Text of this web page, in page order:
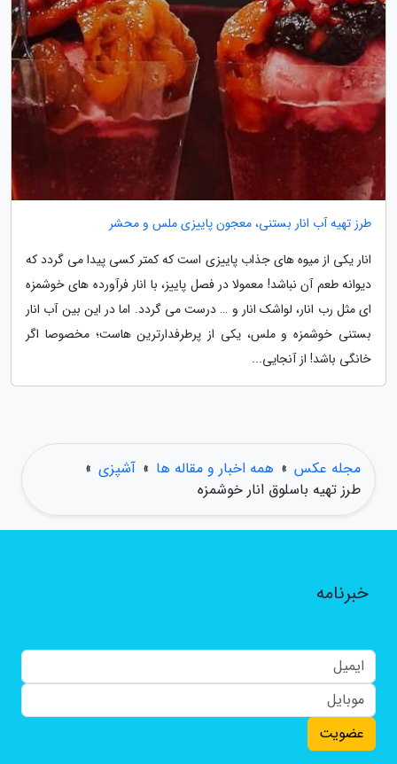
طرز تهیه آب انار بستنی، معجون پاییزی ملس و محشر
انار یکی از میوه های جذاب پاییزی است که کمتر کسی پیدا می گردد که
دیوانه طعم آن نباشد! معمولا در فصل پاییز، با انار فرآورده های خوشمزه
ای مثل رب انار، لواشک انار و … درست می گردد. اما در این بین آب انار
بستنی خوشمزه و ملس، یکی از پرطرفدارترین هاست؛ مخصوصا اگر
خانگی باشد! از آنجایی...
مجله عکس » همه اخبار و مقاله ها » آشپزی »
طرز تهیه باسلوق انار خوشمزه
خبرنامه
عضویت